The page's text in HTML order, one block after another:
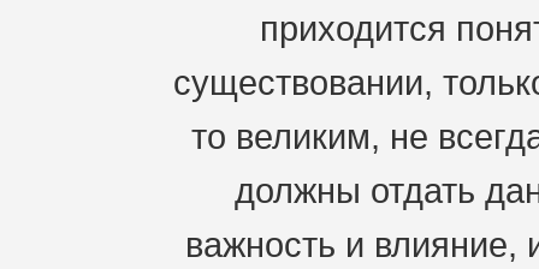
приходится
существовании,
то великим, не
должны отдать
важность и влияние,